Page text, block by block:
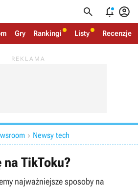
  
Gry Rankingi Listy Recenzje
 Newsy tech
TikToku?
najważniejsze sposoby na